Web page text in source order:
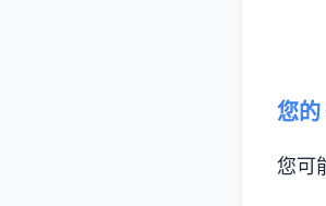
您
您可